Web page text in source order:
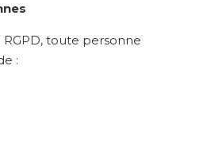
toute personne
: